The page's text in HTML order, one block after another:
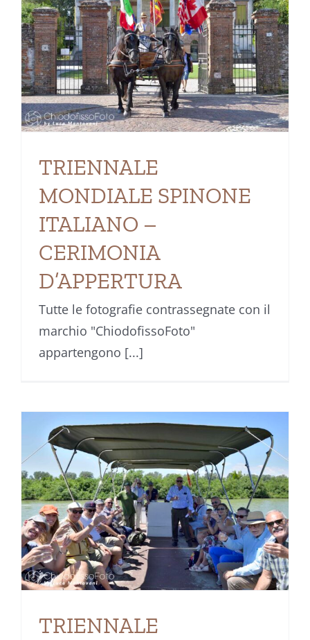
TRIENNALE
MONDIALE SPINONE
ITALIANO –
CERIMONIA
D’APPERTURA
Tutte le fotografie contrassegnate con il
marchio "ChiodofissoFoto"
appartengono [...]
TRIENNALE